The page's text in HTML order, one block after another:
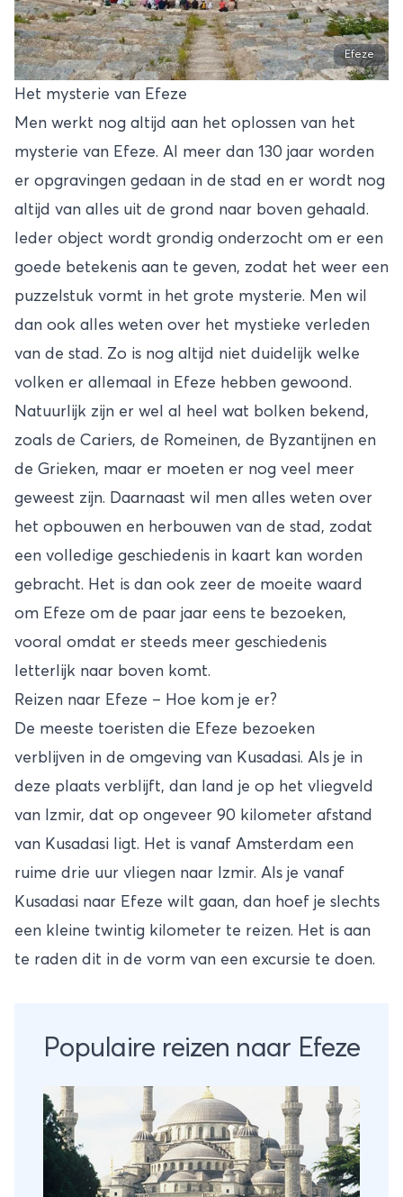
Efeze
Het mysterie van Efeze
Men werkt nog altijd aan het oplossen van het
mysterie van Efeze. Al meer dan 130 jaar worden
er opgravingen gedaan in de stad en er wordt nog
altijd van alles uit de grond naar boven gehaald.
Ieder object wordt grondig onderzocht om er een
goede betekenis aan te geven, zodat het weer een
puzzelstuk vormt in het grote mysterie. Men wil
dan ook alles weten over het mystieke verleden
van de stad. Zo is nog altijd niet duidelijk welke
volken er allemaal in Efeze hebben gewoond.
Natuurlijk zijn er wel al heel wat bolken bekend,
zoals de Cariers, de Romeinen, de Byzantijnen en
de Grieken, maar er moeten er nog veel meer
geweest zijn. Daarnaast wil men alles weten over
het opbouwen en herbouwen van de stad, zodat
een volledige geschiedenis in kaart kan worden
gebracht. Het is dan ook zeer de moeite waard
om Efeze om de paar jaar eens te bezoeken,
vooral omdat er steeds meer geschiedenis
letterlijk naar boven komt.
Reizen naar Efeze – Hoe kom je er?
De meeste toeristen die Efeze bezoeken
verblijven in de omgeving van Kusadasi. Als je in
deze plaats verblijft, dan land je op het vliegveld
van Izmir, dat op ongeveer 90 kilometer afstand
van Kusadasi ligt. Het is vanaf Amsterdam een
ruime drie uur vliegen naar Izmir. Als je vanaf
Kusadasi naar Efeze wilt gaan, dan hoef je slechts
een kleine twintig kilometer te reizen. Het is aan
te raden dit in de vorm van een excursie te doen.
Populaire reizen naar Efeze